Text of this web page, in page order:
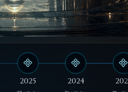
2025 2024